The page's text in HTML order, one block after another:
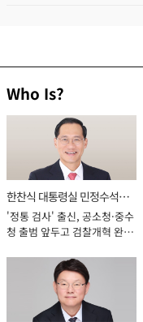
Who Is?
한찬식 대통령실 민정수석비
서관
'정통 검사' 출신, 공소청·중수
청 출범 앞두고 검찰개혁 완수